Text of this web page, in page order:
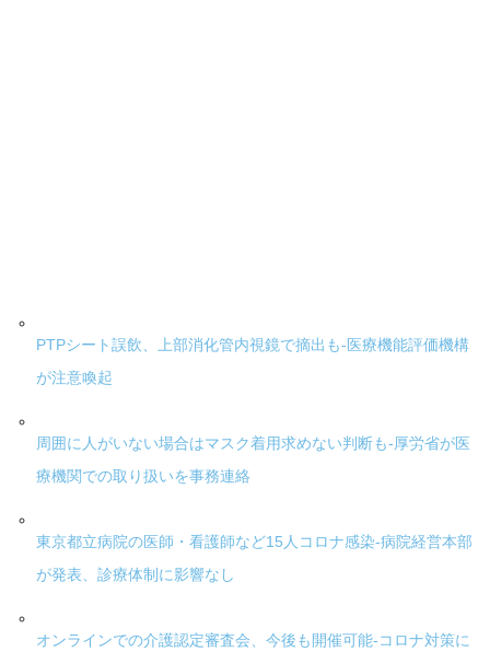
PTPシート誤飲、上部消化管内視鏡で摘出も-医療機能評価機構
が注意喚起
周囲に人がいない場合はマスク着用求めない判断も-厚労省が医
療機関での取り扱いを事務連絡
東京都立病院の医師・看護師など15人コロナ感染-病院経営本部
が発表、診療体制に影響なし
オンラインでの介護認定審査会、今後も開催可能-コロナ対策に